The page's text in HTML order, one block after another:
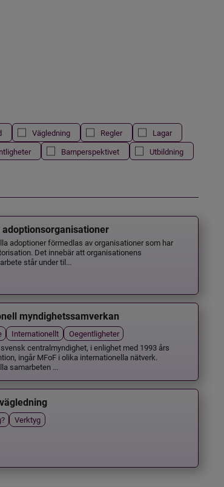
Vägledning Regler
Lagar
Barnperspektivet
Utbildning
adoptionsorganisationer
adoptioner förmedlas av organisationer som har
Det innebär att organisationens
står under til...
myndighetssamverkan
Internationellt
Oegentligheter
centralmyndighet, i enlighet med 1993 års
ingår MFoF i olika internationella nätverk.
samarbeten ...
Verktyg